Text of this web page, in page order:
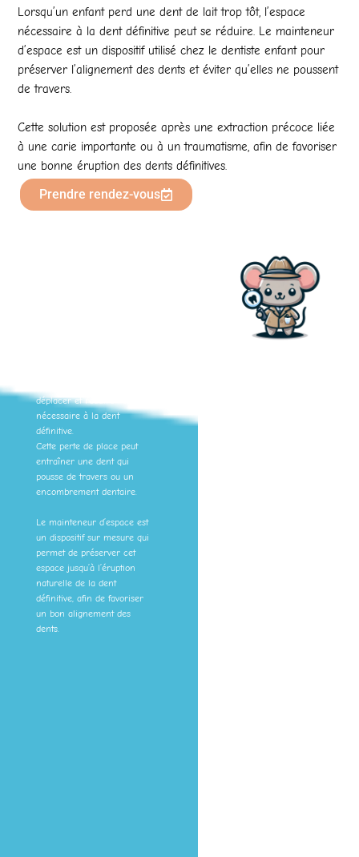
Lorsqu’un enfant perd une dent de lait trop tôt, l’espace
nécessaire à la dent définitive peut se réduire. Le mainteneur
d’espace est un dispositif utilisé chez le dentiste enfant pour
préserver l’alignement des dents et éviter qu’elles ne poussent
de travers.
Cette solution est proposée après une extraction précoce liée
à une carie importante ou à un traumatisme, afin de favoriser
une bonne éruption des dents définitives.
Prendre rendez-vous
déplacer et réduire l’espace
nécessaire à la dent
définitive.
Cette perte de place peut
entraîner une dent qui
pousse de travers ou un
encombrement dentaire.
Le mainteneur d’espace est
un dispositif sur mesure qui
permet de préserver cet
espace jusqu’à l’éruption
naturelle de la dent
définitive, afin de favoriser
un bon alignement des
dents.